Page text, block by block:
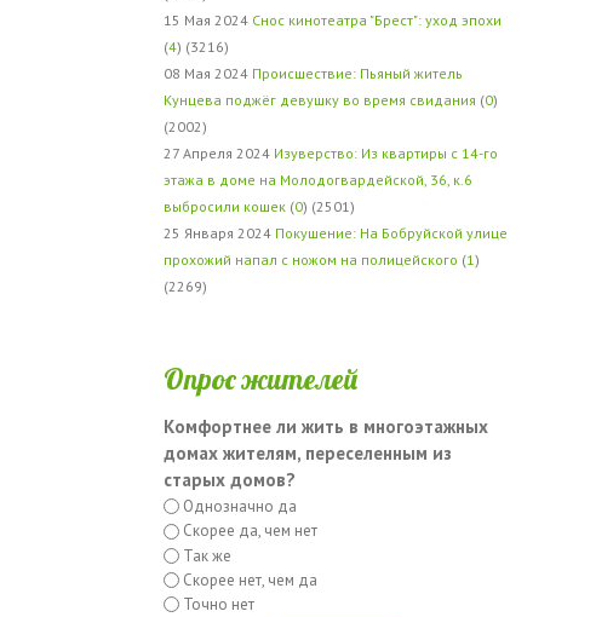
15 Мая 2024 Снос кинотеатра "Брест": уход эпохи
(4) (3216)
08 Мая 2024 Происшествие: Пьяный житель
Кунцева поджёг девушку во время свидания (0)
(2002)
27 Апреля 2024 Изуверство: Из квартиры с 14-го
этажа в доме на Молодогвардейской, 36, к.6
выбросили кошек (0) (2501)
25 Января 2024 Покушение: На Бобруйской улице
прохожий напал с ножом на полицейского (1)
(2269)
Опрос жителей
Комфортнее ли жить в многоэтажных
домах жителям, переселенным из
старых домов?
Однозначно да
Скорее да, чем нет
Так же
Скорее нет, чем да
Точно нет